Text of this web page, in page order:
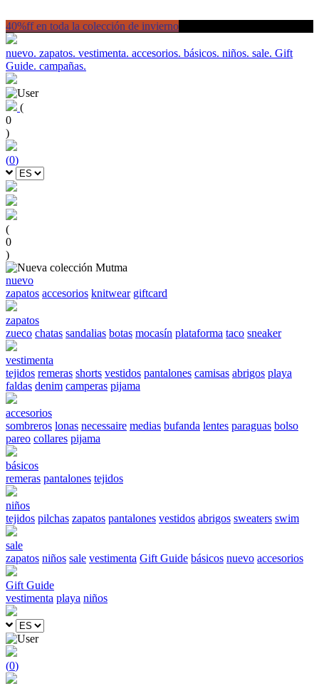
40%ff en toda la colección de invierno
nuevo. zapatos. vestimenta. accesorios. básicos. niños. sale. Gift
Guide. campañas.
(
0
)
(0)
(
0
)
nuevo
zapatos accesorios knitwear giftcard
zapatos
zueco chatas sandalias botas mocasín plataforma taco sneaker
vestimenta
tejidos remeras shorts vestidos pantalones camisas abrigos playa
faldas denim camperas pijama
accesorios
sombreros lonas necessaire medias bufanda lentes paraguas bolso
pareo collares pijama
básicos
remeras pantalones tejidos
niños
tejidos pilchas zapatos pantalones vestidos abrigos sweaters swim
sale
zapatos niños sale vestimenta Gift Guide básicos nuevo accesorios
Gift Guide
vestimenta playa niños
(0)